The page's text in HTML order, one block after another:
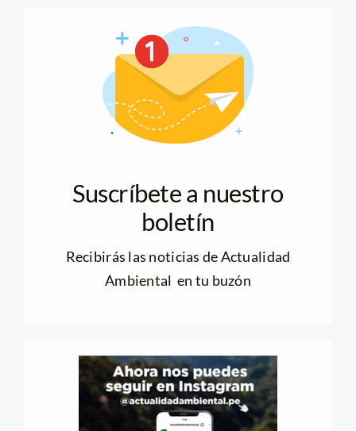
Suscríbete a nuestro
boletín
Recibirás las noticias de Actualidad
Ambiental en tu buzón